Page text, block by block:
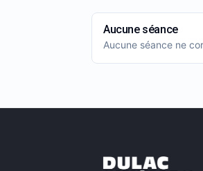
Aucune séance
Aucune séance ne